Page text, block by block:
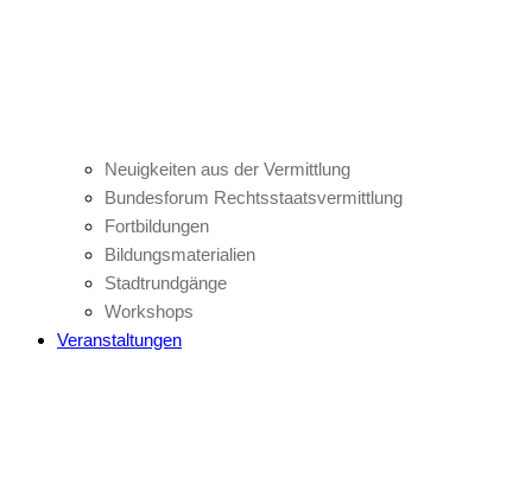
Neuigkeiten aus der Vermittlung
Bundesforum Rechtsstaatsvermittlung
Fortbildungen
Bildungsmaterialien
Stadtrundgänge
Workshops
Veranstaltungen